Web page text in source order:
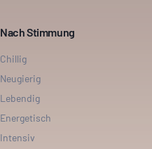
Nach Stimmung
Chillig
Neugierig
Lebendig
Energetisch
Intensiv